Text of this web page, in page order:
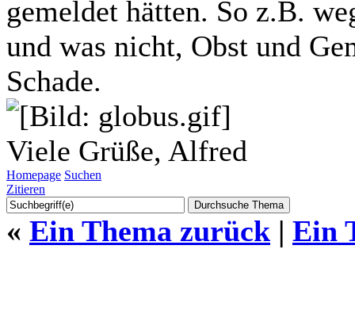
gemeldet hätten. So z.B.
und was nicht, Obst und
Schade.
Viele Grüße, Alfred
Homepage Suchen
Zitieren
« Ein Thema zurück | Ein